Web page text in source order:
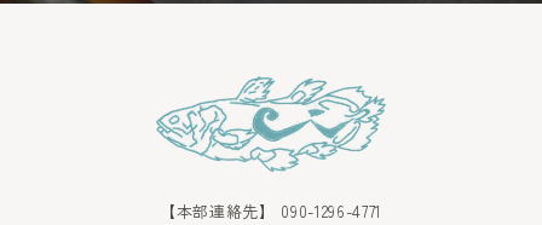
【本部連絡先】
090-1296-4771